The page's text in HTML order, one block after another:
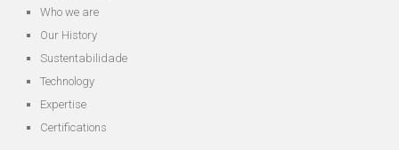
Who we are
Our History
Sustentabilidade
Technology
Expertise
Certifications